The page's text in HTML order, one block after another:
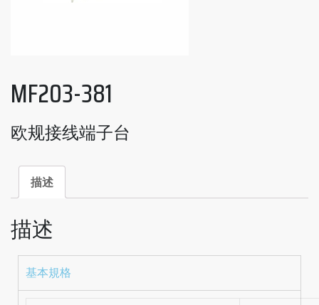
MF203-381
欧规接线端子台
描述
描述
基本規格